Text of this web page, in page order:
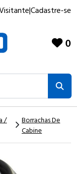
|Cadastre-se
0
/
Borrachas De
Cabine